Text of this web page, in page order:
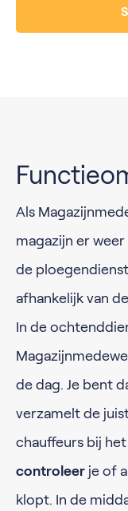
Als
magazijn er
de
afhankelijk van
In de
de dag. Je bent
verzamelt de
chauffeurs bij
controleer je of
klopt. In de